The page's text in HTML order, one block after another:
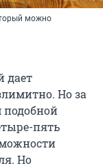
можно
дает
Но за
подобной
пять
Но